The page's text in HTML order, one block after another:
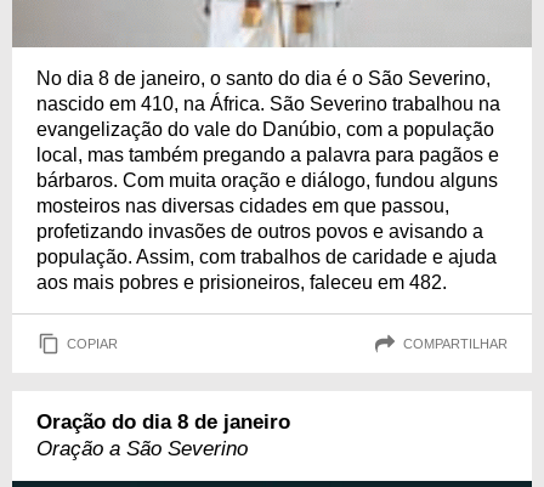
No dia 8 de janeiro, o santo do dia é o São Severino,
nascido em 410, na África. São Severino trabalhou na
evangelização do vale do Danúbio, com a população
local, mas também pregando a palavra para pagãos e
bárbaros. Com muita oração e diálogo, fundou alguns
mosteiros nas diversas cidades em que passou,
profetizando invasões de outros povos e avisando a
população. Assim, com trabalhos de caridade e ajuda
aos mais pobres e prisioneiros, faleceu em 482.
COPIAR COMPARTILHAR
Oração do dia 8 de janeiro
Oração a São Severino